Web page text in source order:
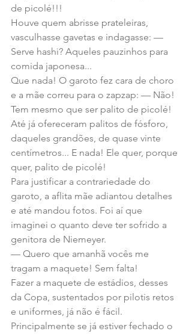
de picolé!!!
Houve quem abrisse prateleiras,
vasculhasse gavetas e indagasse: —
Serve hashi? Aqueles pauzinhos para
comida japonesa...
Que nada! O garoto fez cara de choro
e a mãe correu para o zapzap: — Não!
Tem mesmo que ser palito de picolé!
Até já ofereceram palitos de fósforo,
daqueles grandões, de quase vinte
centímetros... E nada! Ele quer, porque
quer, palito de picolé!
Para justificar a contrariedade do
garoto, a aflita mãe adiantou detalhes
e até mandou fotos. Foi aí que
imaginei o quanto deve ter sofrido a
genitora de Niemeyer.
— Quero que amanhã vocês me
tragam a maquete! Sem falta!
Fazer a maquete de estádios, desses
da Copa, sustentados por pilotis retos
e uniformes, já não é fácil.
Principalmente se já estiver fechado o